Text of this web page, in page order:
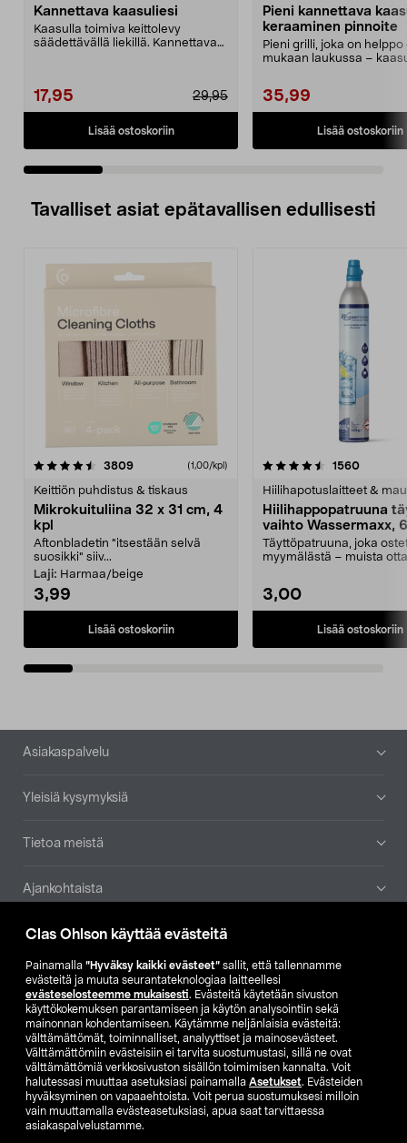
Clas Ohlson käyttää evästeitä
Painamalla ”Hyväksy kaikki evästeet” sallit, että tallennamme
evästeitä ja muuta seurantateknologiaa laitteellesi
evästeselosteemme mukaisesti. Evästeitä käytetään sivuston
käyttökokemuksen parantamiseen ja käytön analysointiin sekä
mainonnan kohdentamiseen. Käytämme neljänlaisia evästeitä:
välttämättömät, toiminnalliset, analyyttiset ja mainosevästeet.
Välttämättömiin evästeisiin ei tarvita suostumustasi, sillä ne ovat
välttämättömiä verkkosivuston sisällön toimimisen kannalta. Voit
halutessasi muuttaa asetuksiasi painamalla Asetukset. Evästeiden
hyväksyminen on vapaaehtoista. Voit perua suostumuksesi milloin
vain muuttamalla evästeasetuksiasi, apua saat tarvittaessa
asiakaspalvelustamme.
Kannettava kaasuliesi
Kaasulla toimiva keittolevy
säädettävällä liekillä. Kannettava
17,95 29,95
Lisää ostoskoriin
Pieni kannettava
keraaminen pinnoite
Pieni grilli, joka on helppo
mukaan laukussa –
35,99
Lisää ostoskoriin
Tavalliset asiat epätavallisen edullisesti
3809arvostelut (1,00/kpl)
Keittiön puhdistus & tiskaus
Mikrokuituliina 32 x 31 cm, 4
kpl
Aftonbladetin "itsestään selvä
suosikki" siiv...
Laji: Harmaa/beige
3,99
Lisää ostoskoriin
4.5viidestä
1560
Hiilihapotuslaitteet &
Hiilihappopatruuna
vaihto Wassermaxx,
Täyttöpatruuna, joka
myymälästä – muista
3,00
Lisää ostoskoriin
4.5viidestä
Alatunniste
Asiakaspalvelu
Yleisiä kysymyksiä
Tietoa meistä
Ajankohtaista
Muut yrityksemme
Etsi myymälä
SE NO FI
FI SV